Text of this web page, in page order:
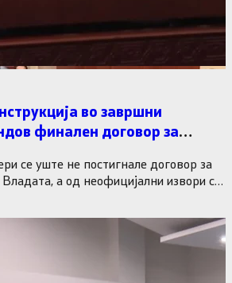
во завршни
финален договор за
се уште не постигнале договор за
Владата, а од неофицијални извори се